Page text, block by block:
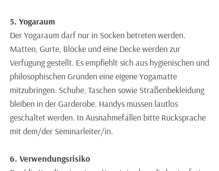
5. Yogaraum
Der Yogaraum darf nur in Socken betreten werden.
Matten, Gurte, Blöcke und eine Decke werden zur
Verfügung gestellt. Es empfiehlt sich aus hygienischen und
philosophischen Gründen eine eigene Yogamatte
mitzubringen. Schuhe, Taschen sowie Straßenbekleidung
bleiben in der Garderobe. Handys müssen lautlos
geschaltet werden. In Ausnahmefällen bitte Rücksprache
mit dem/der Seminarleiter/in.
6. Verwendungsrisiko